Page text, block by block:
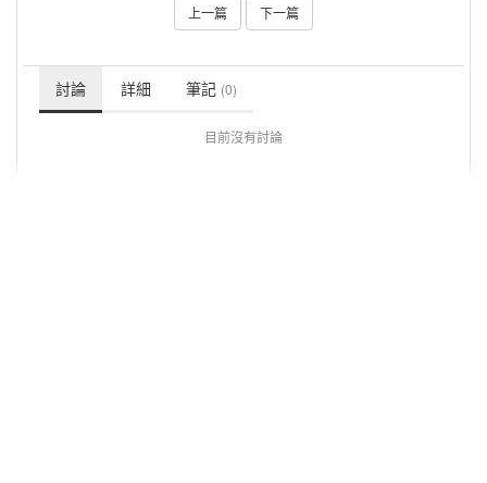
上一篇 下一篇
討論 詳細 筆記 (0)
目前沒有討論